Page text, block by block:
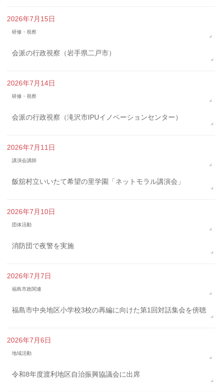
2026年7月15日
研修・視察
会派の行政視察（岩手県二戸市）
2026年7月14日
研修・視察
会派の行政視察（滝沢市IPUイノベーションセンター）
2026年7月11日
講演会講師
飯舘村立いいたて希望の里学園「ネットモラル講演会」
2026年7月10日
団体活動
消防団で夜警を実施
2026年7月7日
福島市政関連
福島市中央地区小学校3校の再編に向けた第1回対話集会を傍聴
2026年7月6日
地域活動
令和8年度渡利地区自治振興協議会に出席